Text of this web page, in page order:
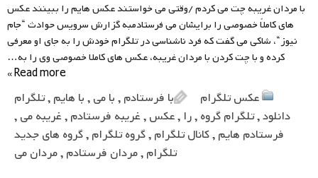
با مردان غریبه چت می کردم /وقتی می خواستند عکس هایم را ببینند عکس
های کاملاً خصوصی را برایشان می فرستادمبه گزارش سرویس حوادث “جام
نیوز“، شاکی می گفت که فرد ناشناسی در تلگرام خودش را به جای او معرفی
کرده و با چت کردن با مردان غریبه، عکس های کاملا خصوصی وی را به…
Read more »
عکس تلگرام با فرستادم,با می,با هایم,تلگرام
دانلود,تلگرام گروه,را, عکس,غریبه فرستادم,غریبه می,
فرستادم هایم,کانال تلگرام,گروه تلگرام,گروه های جدید
تلگرام,مردان فرستادم,مردان می